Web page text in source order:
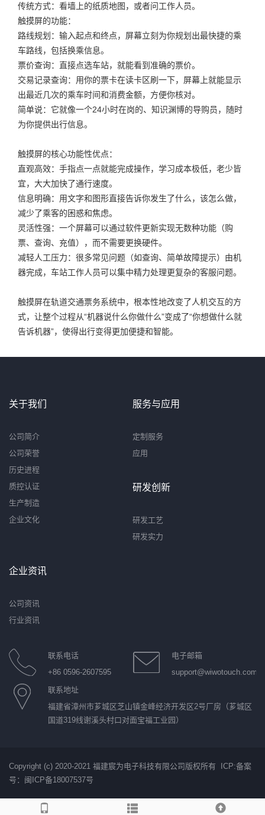
传统方式：看墙上的纸质地图，或者问工作人员。
触摸屏的功能：
路线规划：输入起点和终点，屏幕立刻为你规划出最快捷的乘
车路线，包括换乘信息。
票价查询：直接点选车站，就能看到准确的票价。
交易记录查询：用你的票卡在读卡区刷一下，屏幕上就能显示
出最近几次的乘车时间和消费金额，方便你核对。
简单说：它就像一个24小时在岗的、知识渊博的导购员，随时
为你提供出行信息。
触摸屏的核心功能性优点：
直观高效：手指点一点就能完成操作，学习成本极低，老少皆
宜，大大加快了通行速度。
信息明确：用文字和图形直接告诉你发生了什么，该怎么做，
减少了乘客的困惑和焦虑。
灵活性强：一个屏幕可以通过软件更新实现无数种功能（购
票、查询、充值），而不需要更换硬件。
减轻人工压力：很多常见问题（如查询、简单故障提示）由机
器完成，车站工作人员可以集中精力处理更复杂的客服问题。
触摸屏在轨道交通票务系统中，根本性地改变了人机交互的方
式，让整个过程从“机器说什么你做什么”变成了“你想做什么就
告诉机器”，使得出行变得更加便捷和智能。
关于我们
公司简介
公司荣誉
历史进程
质控认证
生产制造
企业文化
服务与应用
定制服务
应用
研发创新
研发工艺
研发实力
企业资讯
公司资讯
行业资讯
联系电话
+86 0596-2607595
电子邮箱
support@wiwotouch.com
联系地址
福建省漳州市芗城区芝山镇金峰经济开发区2号厂房（芗城区
国道319线谢溪头村口对面宝福工业园）
Copyright (c) 2020-2021 福建宸为电子科技有限公司版权所有 ICP:备案
号：闽ICP备18007537号